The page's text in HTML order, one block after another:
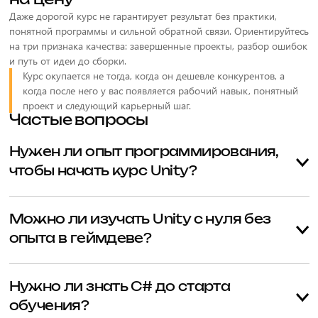
Даже дорогой курс не гарантирует результат без практики,
понятной программы и сильной обратной связи. Ориентируйтесь
на три признака качества: завершенные проекты, разбор ошибок
и путь от идеи до сборки.
Курс окупается не тогда, когда он дешевле конкурентов, а
когда после него у вас появляется рабочий навык, понятный
проект и следующий карьерный шаг.
Частые вопросы
Нужен ли опыт программирования,
чтобы начать курс Unity?
работе с интерфейсом Unity.
Можно ли изучать Unity с нуля без
опыта в геймдеве?
обратной связью.
Нужно ли знать C# до старта
обучения?